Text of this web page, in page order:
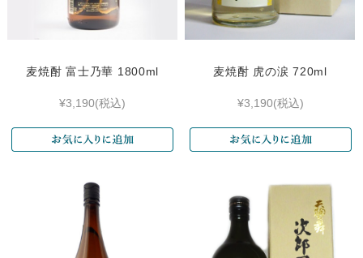
麦焼酎 富士乃華 1800ml
¥3,190(税込)
麦焼酎 虎の涙 720ml
¥3,190(税込)